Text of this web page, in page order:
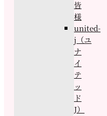
皆
様
united-
j（ユ
ナ
イ
テ
ッ
ド
J）